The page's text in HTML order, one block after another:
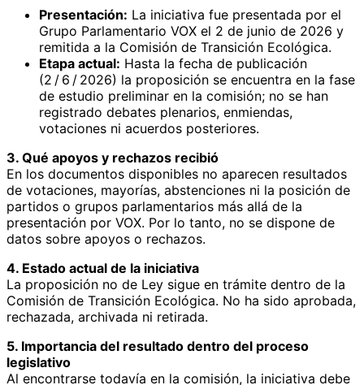
Presentación: La iniciativa fue presentada por el
Grupo Parlamentario VOX el 2 de junio de 2026 y
remitida a la Comisión de Transición Ecológica.
Etapa actual: Hasta la fecha de publicación
(2 / 6 / 2026) la proposición se encuentra en la fase
de estudio preliminar en la comisión; no se han
registrado debates plenarios, enmiendas,
votaciones ni acuerdos posteriores.
3. Qué apoyos y rechazos recibió
En los documentos disponibles no aparecen resultados
de votaciones, mayorías, abstenciones ni la posición de
partidos o grupos parlamentarios más allá de la
presentación por VOX. Por lo tanto, no se dispone de
datos sobre apoyos o rechazos.
4. Estado actual de la iniciativa
La proposición no de Ley sigue en trámite dentro de la
Comisión de Transición Ecológica. No ha sido aprobada,
rechazada, archivada ni retirada.
5. Importancia del resultado dentro del proceso
legislativo
Al encontrarse todavía en la comisión, la iniciativa debe